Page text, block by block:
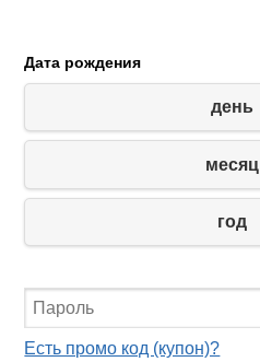
Дата рождения
день
месяц
год
Есть промо код (купон)?